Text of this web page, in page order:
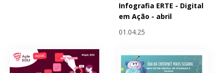
Infografia ERTE - Digital
em Ação - abril
01.04.25